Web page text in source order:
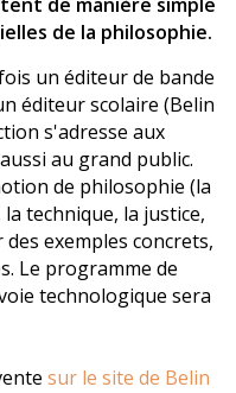
de la philosophie.
un éditeur de bande
éditeur scolaire (Belin
s'adresse aux
au grand public.
de philosophie (la
technique, la justice,
exemples concrets,
Le programme de
technologique sera
sur le site de Belin